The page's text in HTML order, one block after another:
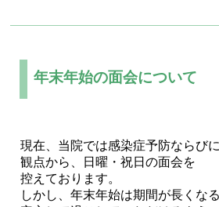
年末年始の面会について
現在、当院では感染症予防ならび
観点から、日曜・祝日の面会を
控えております。
しかし、年末年始は期間が長くな